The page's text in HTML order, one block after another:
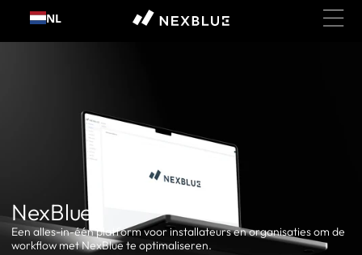
naarNL
NexBlue
Een alles-in-één platform voor installateurs en organisaties om de
workflow met NexBlue te optimaliseren.